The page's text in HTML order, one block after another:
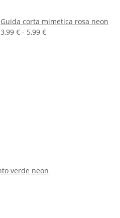
Guida corta mimetica rosa neon
3,99 € - 5,99 €